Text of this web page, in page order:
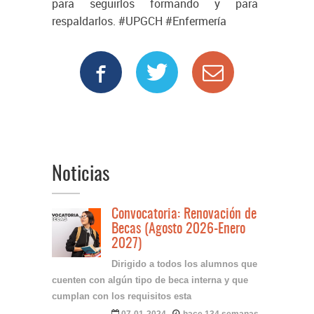
para seguirlos formando y para
respaldarlos. #UPGCH #Enfermería
Noticias
Convocatoria: Renovación de
Becas (Agosto 2026-Enero
2027)
Dirigido a todos los alumnos que
cuenten con algún tipo de beca interna y que
cumplan con los requisitos esta